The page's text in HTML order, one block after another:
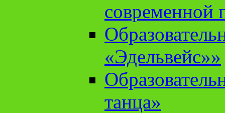
современной
«Эдельвейс»»
танца»